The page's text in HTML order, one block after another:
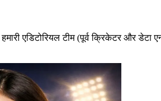
एडिटोरियल टीम (पूर्व क्रिकेटर और डेटा